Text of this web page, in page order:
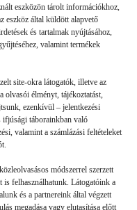
eszközön tárolt információkhoz,
eszköz által küldött alapvető
és tartalmak nyújtásához,
valamint termékek
site-okra látogatók, illetve az
olvasói élményt, tájékoztatást,
ezenkívül – jelentkezési
ifjúsági táborainkban való
valamint a számlázási feltételeket
módszerrel szerzett
is felhasználhatunk. Látogatóink a
és a partnereink által végzett
megadása vagy elutasítása előtt